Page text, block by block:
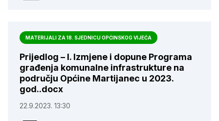
MATERIJALI ZA 18. SJEDNICU OPĆINSKOG VIJEĆA
Prijedlog – I. Izmjene i dopune Programa
građenja komunalne infrastrukture na
području Općine Martijanec u 2023.
god..docx
22.9.2023. 13:30